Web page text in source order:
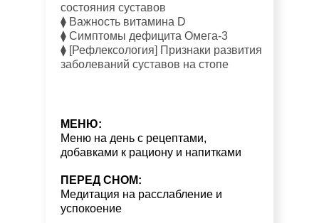
состояния суставов
⧫ Важность витамина D
⧫ Симптомы дефицита Омега-3
⧫ [Рефлексология] Признаки развития
заболеваний суставов на стопе
МЕНЮ:
Меню на день с рецептами,
добавками к рациону и напитками
ПЕРЕД СНОМ:
Медитация на расслабление и
успокоение